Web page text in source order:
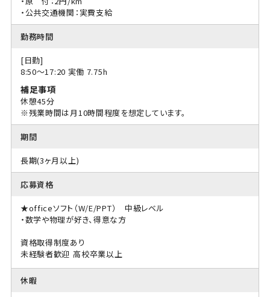
・公共交通機関：実費支給
勤務時間
[日勤]
8:50〜17:20 実働 7.75h
補足事項
休憩45分
※残業時間は月10時間程度を想定しています。
期間
長期(3ヶ月以上)
応募資格
★officeソフト（W/E/PPT） 中級レベル
・数学や物理が好き、得意な方
資格取得制度あり
未経験者歓迎 高校卒業以上
休暇